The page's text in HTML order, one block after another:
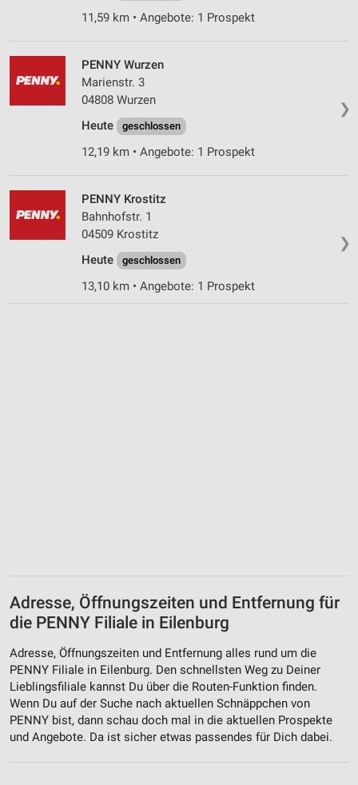
11,59 km • Angebote: 1 Prospekt
❯
PENNY Wurzen
Marienstr. 3
04808 Wurzen
Heute
geschlossen
12,19 km • Angebote: 1 Prospekt
❯
PENNY Krostitz
Bahnhofstr. 1
04509 Krostitz
Heute
geschlossen
13,10 km • Angebote: 1 Prospekt
Adresse, Öffnungszeiten und Entfernung für
die PENNY Filiale in Eilenburg
Adresse, Öffnungszeiten und Entfernung alles rund um die
PENNY Filiale in Eilenburg. Den schnellsten Weg zu Deiner
Lieblingsfiliale kannst Du über die Routen-Funktion finden.
Wenn Du auf der Suche nach aktuellen Schnäppchen von
PENNY bist, dann schau doch mal in die aktuellen Prospekte
und Angebote. Da ist sicher etwas passendes für Dich dabei.
Verwendung reduzierter Daten zur Auswahl von
IAB-Besonderheiten:
Verwendung genauer Standortdaten
Informationen identifizieren
Nicht-IAB-Verarbeitungszwecke:
Performance
Funktional